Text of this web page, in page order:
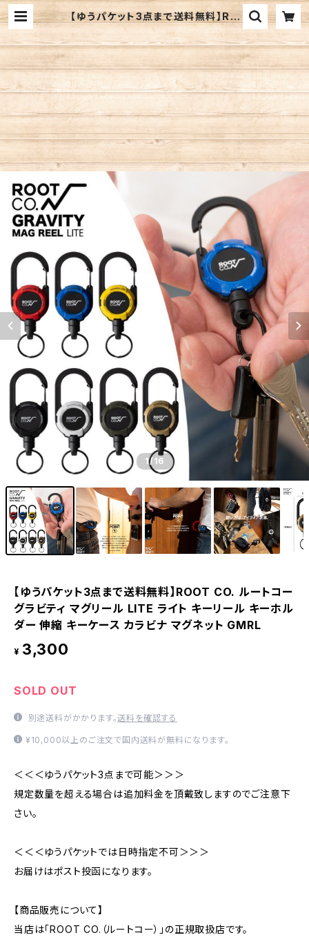
【ゆうパケット3点まで送料無料】RO
OT CO. ルートコー グラビティ マグ
リール LITE ライト キーリール キー
ホルダー 伸縮 キーケース カラビナ
マグネット GMRL | BEARS Onlin
e
1/16
【ゆうパケット3点まで送料無料】ROOT CO. ルートコー
グラビティ マグリール LITE ライト キーリール キーホル
ダー 伸縮 キーケース カラビナ マグネット GMRL
¥ 3,300
SOLD OUT
別途送料がかかります。送料を確認する
¥10,000以上のご注文で国内送料が無料になります。
＜＜＜ゆうパケット3点まで可能＞＞＞
規定数量を超える場合は追加料金を頂戴致しますのでご注意下
さい。
＜＜＜ゆうパケットでは日時指定不可＞＞＞
お届けはポスト投函になります。
【商品販売について】
当店は「ROOT CO.（ルートコー）」の正規取扱店です。